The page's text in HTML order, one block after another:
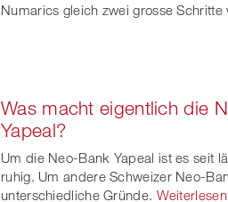
Numarics gleich zwei grosse Schritte
Was macht eigentlich die
Yapeal?
Um die Neo-Bank Yapeal ist es seit
ruhig. Um andere Schweizer Neo-
unterschiedliche Gründe. Weiterlesen